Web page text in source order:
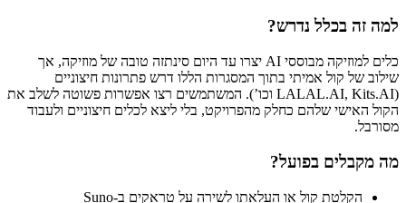
למה זה בכלל נדרש?
כלים למוזיקה מבוססי AI יצרו עד היום סינתזה טובה של מוזיקה, אך
שילוב של קול אמיתי בתוך המסגרות הללו דרש פתרונות חיצוניים
(LALAL.AI, Kits.AI וכו’). המשתמשים רצו אפשרות פשוטה לשלב את
הקול האישי שלהם כחלק מהפרויקט, בלי ליצא לכלים חיצוניים ולעבוד
מסורבל.
מה מקבלים בפועל?
הקלטת קול או העלאתו לשירה על טראקים ב-Suno